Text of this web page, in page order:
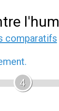
comparatifs
4